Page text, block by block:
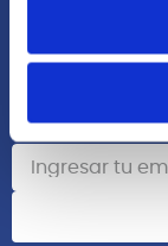
Suscribete